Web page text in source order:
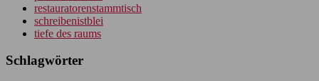
restauratorenstammtisch
schreibenistblei
tiefe des raums
Schlagwörter